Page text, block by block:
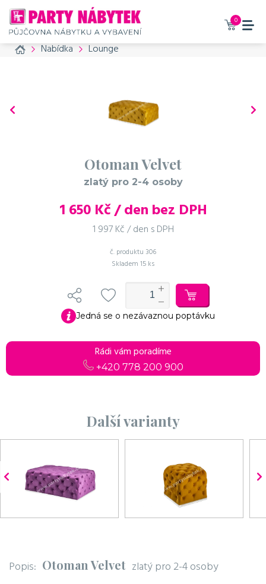
0
Home Nabídka Lounge
Otoman Velvet
zlatý pro 2-4 osoby
1 650Kč / den bez DPH
1 997 Kč / den s DPH
č. produktu 306
Skladem 15 ks
Jedná se o nezávaznou poptávku
Rádi vám poradíme
+420 778 200 900
Další varianty
Popis: Otoman Velvet zlatý pro 2-4 osoby